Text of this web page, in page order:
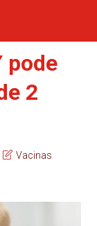
pode
2
Vacinas